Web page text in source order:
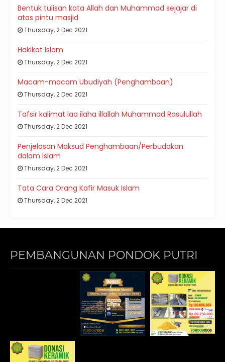
Bentuk tulisan kata Allah dan Muhammad sejajar di
atas pintu masjid
Thursday, 2 Dec 2021
Hakikat Islam
Thursday, 2 Dec 2021
Macam-macam Ubudiyah (Penghambaan)
Thursday, 2 Dec 2021
Tafsir kalimat laa ilaha illallah Muhammad Rasulullah
Thursday, 2 Dec 2021
Penjelasan Maksud Penghambaan/Perbudakan
dalam Islam
Thursday, 2 Dec 2021
Tata Cara Orang Kafir Masuk Islam
Thursday, 2 Dec 2021
PEMBANGUNAN PONDOK PUTRI